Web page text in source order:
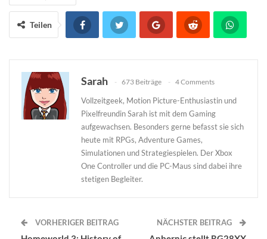
Teilen
Sarah 673 Beiträge 4 Comments
Vollzeitgeek, Motion Picture-Enthusiastin und
Pixelfreundin Sarah ist mit dem Gaming
aufgewachsen. Besonders gerne befasst sie sich
heute mit RPGs, Adventure Games,
Simulationen und Strategiespielen. Der Xbox
One Controller und die PC-Maus sind dabei ihre
stetigen Begleiter.
VORHERIGER BEITRAG NÄCHSTER BEITRAG